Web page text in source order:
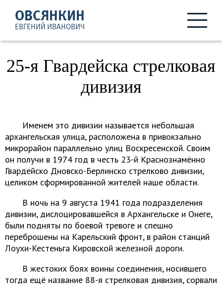
ОВСЯНКИН
ЕВГЕНИЙ ИВАНОВИЧ
25-я Гвардейска стрелковая
дивизия
Именем это дивизии называется небольшая
архангельская улица, расположена в привокзально
микрорайон параллельно улиц Воскресенской. Своим
он получи в 1974 год в честь 23-й Краснознамённо
Гвардейско Дновско-Берлинско стрелково дивизии,
целиком сформированной жителей наше области.
В ночь на 9 августа 1941 года подразделения
дивизии, дислоцировавшейся в Архангельске и Онеге,
были подняты по боевой тревоге и спешно
переброшены на Карельский фронт, в район станций
Лоухи-Кестеньга Кировской железной дороги.
В жестоких боях воины соединения, носившего
тогда ещё название 88-я стрелковая дивизия, сорвали